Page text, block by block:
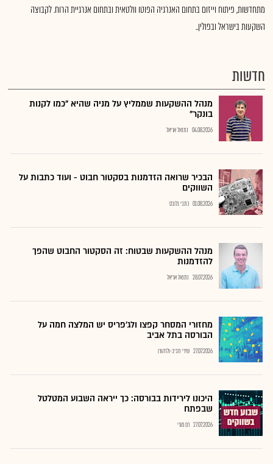
מתחדשות, פיתוח וייזום בתחום האנרגיה הפוטו וולטאית ובתחום אנרגיית הרוח. לקבוצה
השקעות בישראל ובפולין..
חדשות
מנהל ההשקעות שממליץ על מניה שהיא "כמו לקנות
בונקר"
04.08.2026 נתנאל אריאל
הבכיר שרואה הזדמנות בסקטור חבוט - ועוד כתבות על
השווקים
01.08.2026 כתבי גלובס
מנהל ההשקעות שבטוח: זה הסקטור החבוט שהפך
להזדמנות
28.07.2026 נתנאל אריאל
מחזורי המסחר קפצו ולג'פריס יש המלצה חמה על
הבורסה בתל אביב
27.07.2026 שירי חביב-ולדהורן
היכונו לירידות בבורסה: כך ייראה השבוע המטלטל
שבפתח
27.07.2026 רם מורי